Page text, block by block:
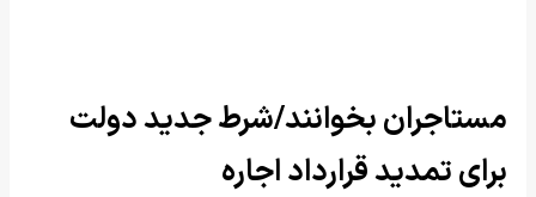
مستاجران بخوانند/شرط جدید دولت
برای تمدید قرارداد اجاره